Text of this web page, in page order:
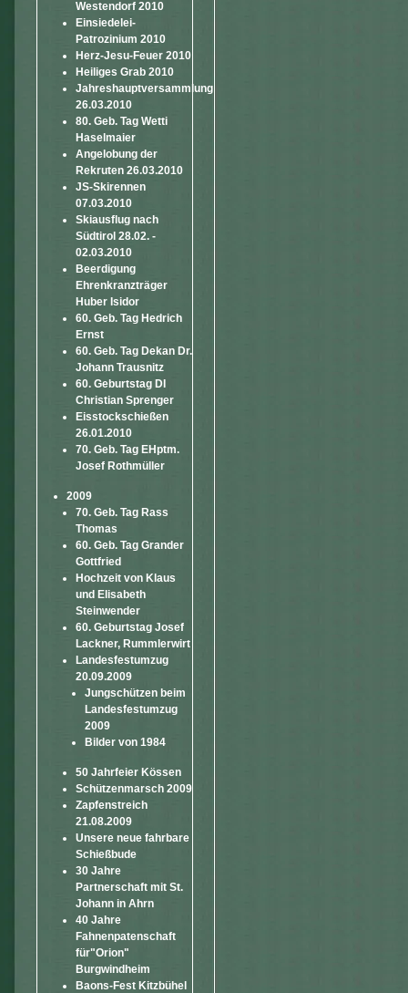
Westendorf 2010
Einsiedelei-
Patrozinium 2010
Herz-Jesu-Feuer 2010
Heiliges Grab 2010
Jahreshauptversammlung
26.03.2010
80. Geb. Tag Wetti
Haselmaier
Angelobung der
Rekruten 26.03.2010
JS-Skirennen
07.03.2010
Skiausflug nach
Südtirol 28.02. -
02.03.2010
Beerdigung
Ehrenkranzträger
Huber Isidor
60. Geb. Tag Hedrich
Ernst
60. Geb. Tag Dekan Dr.
Johann Trausnitz
60. Geburtstag DI
Christian Sprenger
Eisstockschießen
26.01.2010
70. Geb. Tag EHptm.
Josef Rothmüller
2009
70. Geb. Tag Rass
Thomas
60. Geb. Tag Grander
Gottfried
Hochzeit von Klaus
und Elisabeth
Steinwender
60. Geburtstag Josef
Lackner, Rummlerwirt
Landesfestumzug
20.09.2009
Jungschützen beim
Landesfestumzug
2009
Bilder von 1984
50 Jahrfeier Kössen
Schützenmarsch 2009
Zapfenstreich
21.08.2009
Unsere neue fahrbare
Schießbude
30 Jahre
Partnerschaft mit St.
Johann in Ahrn
40 Jahre
Fahnenpatenschaft
für"Orion"
Burgwindheim
Baons-Fest Kitzbühel